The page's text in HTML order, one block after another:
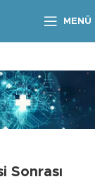
MENÜ
Sonrası